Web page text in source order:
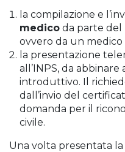
la compilazione e
medico da parte del
ovvero da un medico
la presentazione
all’INPS, da
introduttivo. Il
dall’invio del
domanda per il
civile.
Una volta presentata